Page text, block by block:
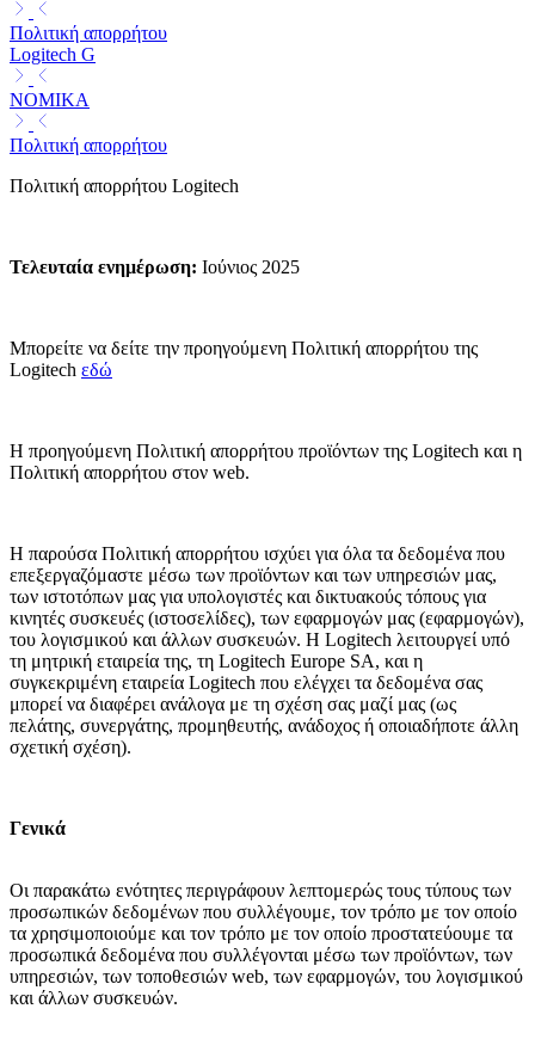
Πολιτική απορρήτου
Logitech G
ΝΟΜΙΚΑ
Πολιτική απορρήτου
Πολιτική απορρήτου Logitech
Τελευταία ενημέρωση: Ιούνιος 2025
Μπορείτε να δείτε την προηγούμενη Πολιτική απορρήτου της
Logitech εδώ
Η προηγούμενη Πολιτική απορρήτου προϊόντων της Logitech και η
Πολιτική απορρήτου στον web.
Η παρούσα Πολιτική απορρήτου ισχύει για όλα τα δεδομένα που
επεξεργαζόμαστε μέσω των προϊόντων και των υπηρεσιών μας,
των ιστοτόπων μας για υπολογιστές και δικτυακούς τόπους για
κινητές συσκευές (ιστοσελίδες), των εφαρμογών μας (εφαρμογών),
του λογισμικού και άλλων συσκευών. Η Logitech λειτουργεί υπό
τη μητρική εταιρεία της, τη Logitech Europe SA, και η
συγκεκριμένη εταιρεία Logitech που ελέγχει τα δεδομένα σας
μπορεί να διαφέρει ανάλογα με τη σχέση σας μαζί μας (ως
πελάτης, συνεργάτης, προμηθευτής, ανάδοχος ή οποιαδήποτε άλλη
σχετική σχέση).
Γενικά
Οι παρακάτω ενότητες περιγράφουν λεπτομερώς τους τύπους των
προσωπικών δεδομένων που συλλέγουμε, τον τρόπο με τον οποίο
τα χρησιμοποιούμε και τον τρόπο με τον οποίο προστατεύουμε τα
προσωπικά δεδομένα που συλλέγονται μέσω των προϊόντων, των
υπηρεσιών, των τοποθεσιών web, των εφαρμογών, του λογισμικού
και άλλων συσκευών.